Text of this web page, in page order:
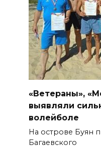
«Ветераны»,
выявляли
волейболе
На острове Буян
Багаевского